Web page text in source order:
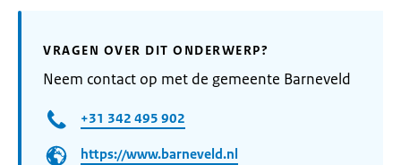
VRAGEN OVER DIT ONDERWERP?
Neem contact op met de gemeente Barneveld
+31 342 495 902
https://www.barneveld.nl